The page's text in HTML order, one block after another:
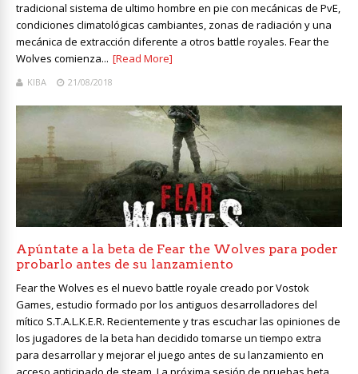
tradicional sistema de ultimo hombre en pie con mecánicas de PvE,
condiciones climatológicas cambiantes, zonas de radiación y una
mecánica de extracción diferente a otros battle royales. Fear the
Wolves comienza... [Read More]
KIBA 21/08/2018
Apúntate a la beta de Fear the Wolves para poder
probarlo antes de su lanzamiento
Fear the Wolves es el nuevo battle royale creado por Vostok
Games, estudio formado por los antiguos desarrolladores del
mítico S.T.A.L.K.E.R. Recientemente y tras escuchar las opiniones de
los jugadores de la beta han decidido tomarse un tiempo extra
para desarrollar y mejorar el juego antes de su lanzamiento en